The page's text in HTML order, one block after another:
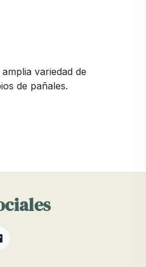
variedad de
de pañales.